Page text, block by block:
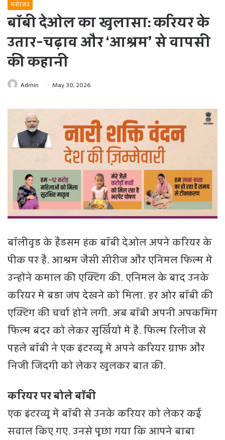
मनोरंजन
बॉबी देओल का खुलासा: करियर के
उतार-चढ़ाव और ‘आश्रम’ से वापसी
की कहानी
Admin May 30, 2026
बॉलीवुड के हैंडसम हंक बॉबी देओल अपने करियर के
पीक पर हैं. आश्रम जैसी सीरीज और एनिमल फिल्म में
उन्होंने कमाल की एक्टिंग की. एनिमल के बाद उनके
करियर में बड़ा जंप देखने को मिला. हर ओर बॉबी की
एक्टिंग की चर्चा होने लगी. अब बॉबी अपनी अपकमिंग
फिल्म बंदर को लेकर सुर्खियों में हैं. फिल्म रिलीज से
पहले बॉबी ने एक इंटरव्यू में अपने करियर ग्राफ और
निजी जिंदगी को लेकर खुलकर बात की.
करियर पर बोले बॉबी
एक इंटरव्यू में बॉबी से उनके करियर को लेकर कई
सवाल किए गए. उनसे पूछा गया कि आपने बाबा